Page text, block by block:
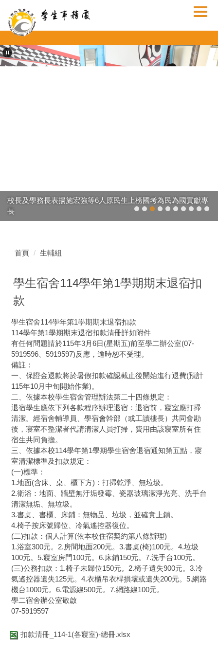
到
主
內
容
校長及學務長表揚施宏強等6人原民生上榜國考為民為國貢獻專
長
首頁 生輔組
學生宿舍114學年第1學期期末退宿扣
款
學生宿舍114學年第1學期期末退宿扣款
114學年第1學期期末退宿扣款清冊詳如附件
有任何問題請於115年3月6日(星期五)前至學二辦公室(07-
5919596、5919597)反應，逾時恕不受理。
備註：
一、保證金退款將於暑假扣款確認截止後開始進行退費(預計
115年10月中旬開始作業)。
二、依據本校學生宿舍管理辦法第二十四條規定：
退宿學生應依下列各款程序辦理退宿：退宿前，寢室應打掃
清潔。經宿舍輔導員、學宿會幹部（或工讀樓長）共同會勘
後，寢室不整潔者代請清潔人員打掃，費用由該寢室所有住
宿生共同負擔。
三、依據本校114學年第1學期學生宿舍退宿通知第五點，寢
室清潔標準及扣款規定：
(一)標準：
1.地面(含床、桌、櫃下方)：打掃乾淨、無垃圾。
2.衛浴：地面、牆壁無汙垢發霉、瓷器玻璃潔淨光亮、洗手台
清潔無垢、無垃圾。
3.書桌、書櫃、床鋪：無物品、垃圾，並確實上鎖。
4.椅子按床號歸位、冷氣遙控器復位。
(二)扣款：個人計算(依本校住宿契約第八條辦理)
1.浴室300元。2.房間地面200元。3.書桌(椅)100元。4.垃圾
100元。5.寢室房門100元。6.床鋪150元。7.洗手台100元。
(三)公務扣款：1.椅子未歸位150元。2.椅子遺失900元。3.冷
氣遙控器遺失125元。4.衣櫃吊衣桿損壞或遺失200元。5.網路
機台1000元。6.電源線500元。7.網路線100元。
學二宿舍辦公室敬啟
07-5919597
扣款清冊_114-1(各寢室)-總冊.xlsx